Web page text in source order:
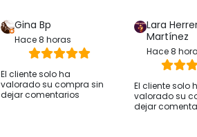
Gina Bp
Hace 8 horas
El cliente solo ha
valorado su compra sin
dejar comentarios
Lara
Martínez
Hace 8
El cliente solo
valorado su
dejar